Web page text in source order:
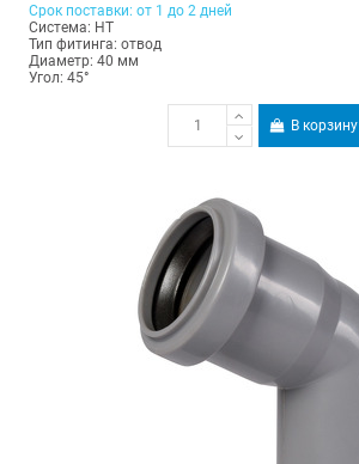
Срок поставки: от 1 до 2 дней
Система: HT
Тип фитинга: отвод
Диаметр: 40 мм
Угол: 45°
В корзину